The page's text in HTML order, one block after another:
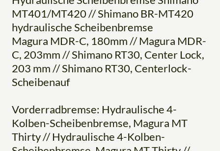
MT401/MT420 // Shimano BR-MT420
hydraulische Scheibenbremse
Magura MDR-C, 180mm // Magura MDR-
C, 203mm // Shimano RT30, Center Lock,
203 mm // Shimano RT30, Centerlock-
Scheibenauf
Vorderradbremse: Hydraulische 4-
Kolben-Scheibenbremse, Magura MT
Thirty // Hydraulische 4-Kolben-